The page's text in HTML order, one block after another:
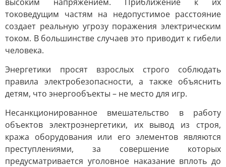
токоведущим частям на недопустимое расстояние
создает реальную угрозу поражения электрическим
током. В большинстве случаев это приводит к гибели
человека.
Энергетики просят взрослых строго соблюдать
правила электробезопасности, а также объяснить
детям, что энергообъекты – не место для игр.
Несанкционированное вмешательство в работу
объектов электроэнергетики, их вывод из строя,
кража оборудования или его элементов являются
преступлениями, за совершение которых
предусматривается уголовное наказание вплоть до